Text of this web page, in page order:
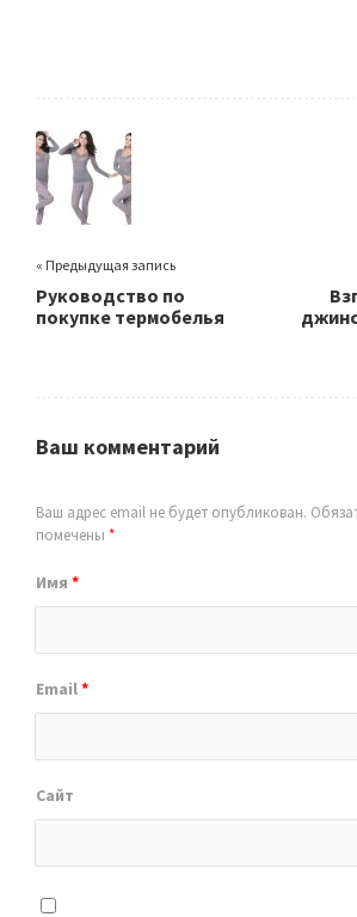
« Предыдущая запись
Руководство по
покупке термобелья
Ваш комментарий
Ваш адрес email не будет опубликован.
помечены *
Имя *
Email*
Сайт